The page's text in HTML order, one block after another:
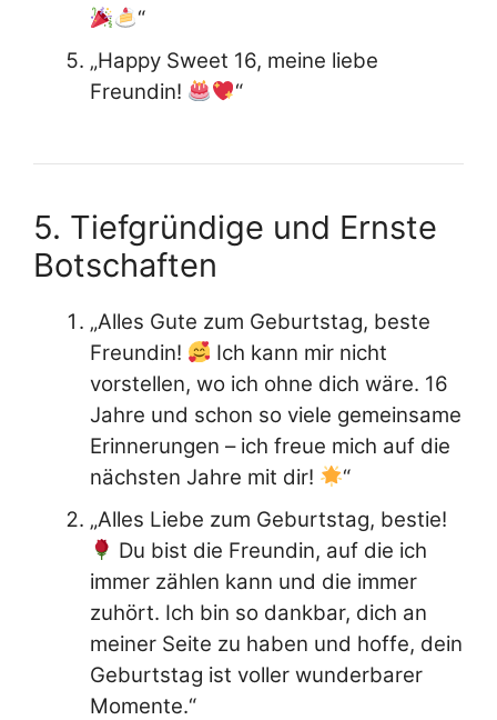
“
„Happy Sweet 16, meine liebe
Freundin!
“
5. Tiefgründige und Ernste
Botschaften
„Alles Gute zum Geburtstag, beste
Freundin!
Ich kann mir nicht
vorstellen, wo ich ohne dich wäre. 16
Jahre und schon so viele gemeinsame
Erinnerungen – ich freue mich auf die
nächsten Jahre mit dir!
“
„Alles Liebe zum Geburtstag, bestie!
Du bist die Freundin, auf die ich
immer zählen kann und die immer
zuhört. Ich bin so dankbar, dich an
meiner Seite zu haben und hoffe, dein
Geburtstag ist voller wunderbarer
Momente.“